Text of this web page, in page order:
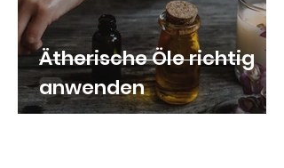
Ätherische Öle richtig
anwenden